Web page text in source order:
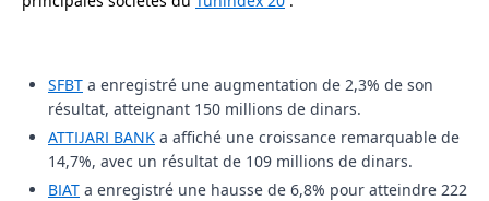
SFBT a enregistré une augmentation de 2,3% de son
résultat, atteignant 150 millions de dinars.
ATTIJARI BANK a affiché une croissance remarquable de
14,7%, avec un résultat de 109 millions de dinars.
BIAT a enregistré une hausse de 6,8% pour atteindre 222